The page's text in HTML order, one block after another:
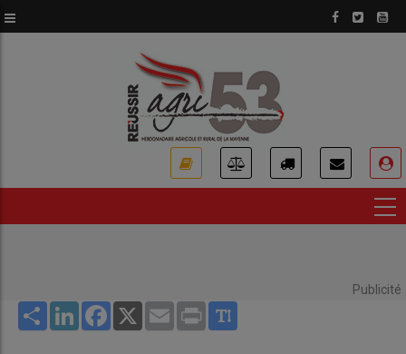
au
Publicité
Share LinkedInFacebook
X Email Print